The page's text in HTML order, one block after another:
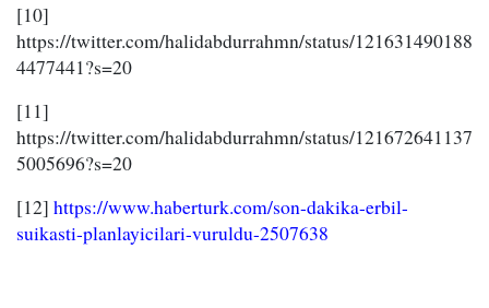
[10]
https://twitter.com/halidabdurrahmn/status/121631490188
4477441?s=20
[11]
https://twitter.com/halidabdurrahmn/status/121672641137
5005696?s=20
[12] https://www.haberturk.com/son-dakika-erbil-
suikasti-planlayicilari-vuruldu-2507638